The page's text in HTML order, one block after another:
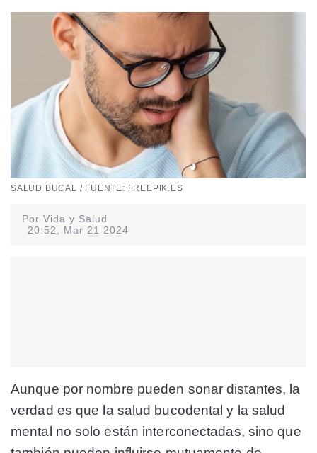
SALUD BUCAL / FUENTE: FREEPIK.ES
Por Vida y Salud
20:52, Mar 21 2024
Aunque por nombre pueden sonar distantes, la
verdad es que la salud bucodental y la salud
mental no solo están interconectadas, sino que